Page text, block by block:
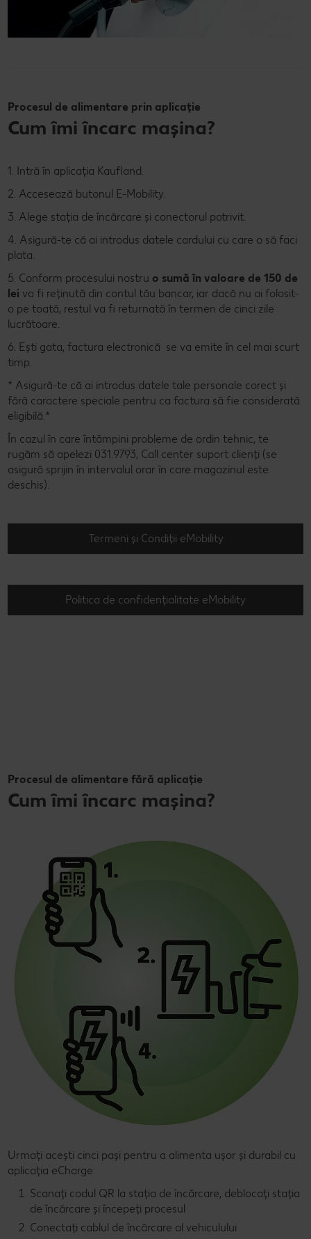
Procesul de alimentare prin aplicație
Cum îmi încarc mașina?
1. Intră în aplicația Kaufland.
2. Accesează butonul E-Mobility.
3. Alege stația de încărcare și conectorul potrivit.
4. Asigură-te că ai introdus datele cardului cu care o să faci
plata.
5. Conform procesului nostru o sumă în valoare de 150 de
lei va fi reținută din contul tău bancar, iar dacă nu ai folosit-
o pe toată, restul va fi returnată în termen de cinci zile
lucrătoare.
6. Ești gata, factura electronică se va emite în cel mai scurt
timp.
* Asigură-te că ai introdus datele tale personale corect și
fără caractere speciale pentru ca factura să fie considerată
eligibilă.*
În cazul în care întâmpini probleme de ordin tehnic, te
rugăm să apelezi 031.9793, Call center suport clienți (se
asigură sprijin în intervalul orar în care magazinul este
deschis).
Termeni și Condiții eMobility
Politica de confidențialitate eMobility
Procesul de alimentare fără aplicație
Cum îmi încarc mașina?
Urmați acești cinci pași pentru a alimenta ușor și durabil cu
aplicația eCharge:
Scanați codul QR la stația de încărcare, deblocați stația
de încărcare și începeți procesul
Conectați cablul de încărcare al vehiculului